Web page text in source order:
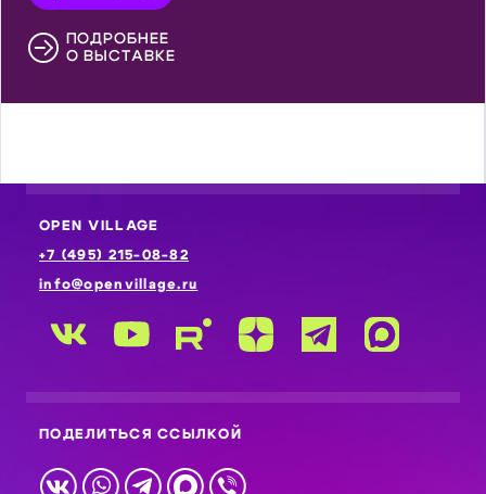
ПОДРОБНЕЕ
О ВЫСТАВКЕ
OPEN VILLAGE
+7 (495) 215-08-82
info@openvillage.ru
ПОДЕЛИТЬСЯ ССЫЛКОЙ